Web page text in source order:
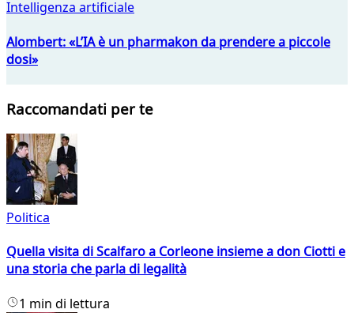
Intelligenza artificiale
Alombert: «L’IA è un pharmakon da prendere a piccole
dosi»
Raccomandati per te
Politica
Quella visita di Scalfaro a Corleone insieme a don Ciotti e
una storia che parla di legalità
1 min di lettura